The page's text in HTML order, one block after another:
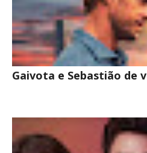
Gaivota e Sebastião de